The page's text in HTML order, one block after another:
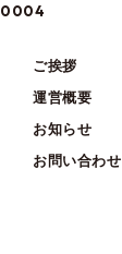
ご挨拶
運営概要
お知らせ
お問い合わせ